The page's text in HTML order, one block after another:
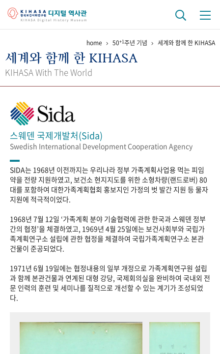
걸어온 길 기관 변천사 역대 기관장
정책과 연구 키워드로 보는 연구 역사
간행물 변천사
기록물 아카이브
사진 아카이브 문서 기록물 행정박물 영상 기록물
성과 50선 숫자로 보는 50년 50+1주년 광장
세계와 함께 한 KIHASA
VR 역사관
home 50+1주년 기념 세계와 함께 한 KIHASA
세계와 함께 한 KIHASA
KIHASA With The World
스웨덴 국제개발처(Sida)
Swedish International Development Cooperation Agency
SIDA는 1968년 이전까지는 우리나라 정부 가족계획사업용 먹는 피임
약을 전량 지원하였고, 보건소 현지지도를 위한 소형차량(랜드로버) 80
대를 포함하여 대한가족계획협회 홍보지인 가정의 벗 발간 지원 등 물자
지원에 적극적이었다.
1968년 7월 12일 ‘가족계획 분야 기술협력에 관한 한국과 스웨덴 정부
간의 협정’을 체결하였고, 1969년 4월 25일에는 보건사회부와 국립가
족계획연구소 설립에 관한 협정을 체결하여 국립가족계획연구소 본관
건물이 준공되었다.
1971년 6월 19일에는 협정내용의 일부 개정으로 가족계획연구원 설립
과 함께 본관건물과 연계된 대형 강당, 국제회의실을 완비하여 국내외 전
문 인력의 훈련 및 세미나를 질적으로 개선할 수 있는 계기가 조성되었
다.